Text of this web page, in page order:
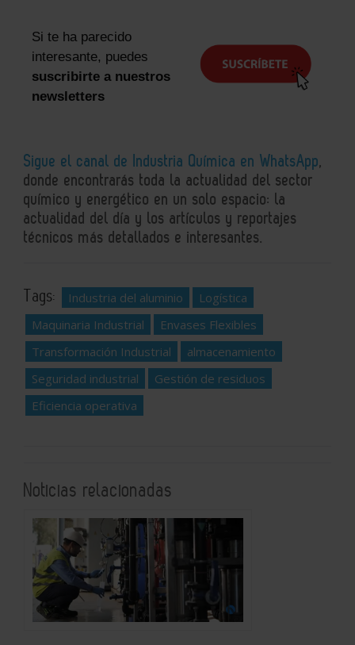
Si te ha parecido
interesante, puedes
suscribirte a nuestros
newsletters
Sigue el canal de Industria Química en WhatsApp,
donde encontrarás toda la actualidad del sector
químico y energético en un solo espacio: la
actualidad del día y los artículos y reportajes
técnicos más detallados e interesantes.
Tags: Industria del aluminio
Logística
Maquinaria Industrial
Envases Flexibles
Transformación Industrial
almacenamiento
Seguridad industrial
Gestión de residuos
Eficiencia operativa
Noticias relacionadas